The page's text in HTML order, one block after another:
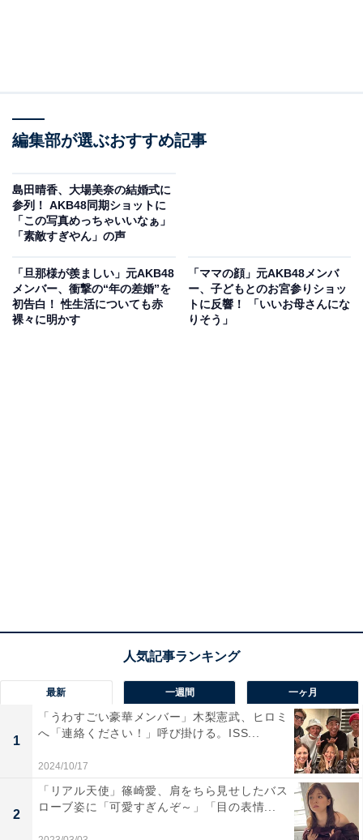
編集部が選ぶおすすめ記事
島田晴香、大場美奈の結婚式に
参列！ AKB48同期ショットに
「この写真めっちゃいいなぁ」
「素敵すぎやん」の声
「旦那様が羨ましい」元AKB48
メンバー、衝撃の“年の差婚”を
初告白！ 性生活についても赤
裸々に明かす
「ママの顔」元AKB48メンバ
ー、子どもとのお宮参りショッ
トに反響！ 「いいお母さんにな
りそう」
最新 一週間 一ヶ月
1
「うわすごい豪華メンバー」木梨憲武、ヒロミ
へ「連絡ください！」呼び掛ける。ISS...
2024/10/17
2
「リアル天使」篠崎愛、肩をちら見せしたバス
ローブ姿に「可愛すぎんぞ～」「目の表情...